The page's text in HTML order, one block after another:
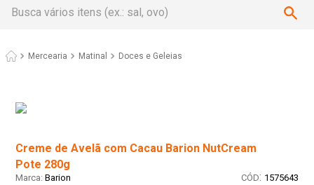
Mercearia Matinal Doces e Geleias
Creme de Avelã com Cacau Barion NutCream
Pote 280g
Barion : 1575643